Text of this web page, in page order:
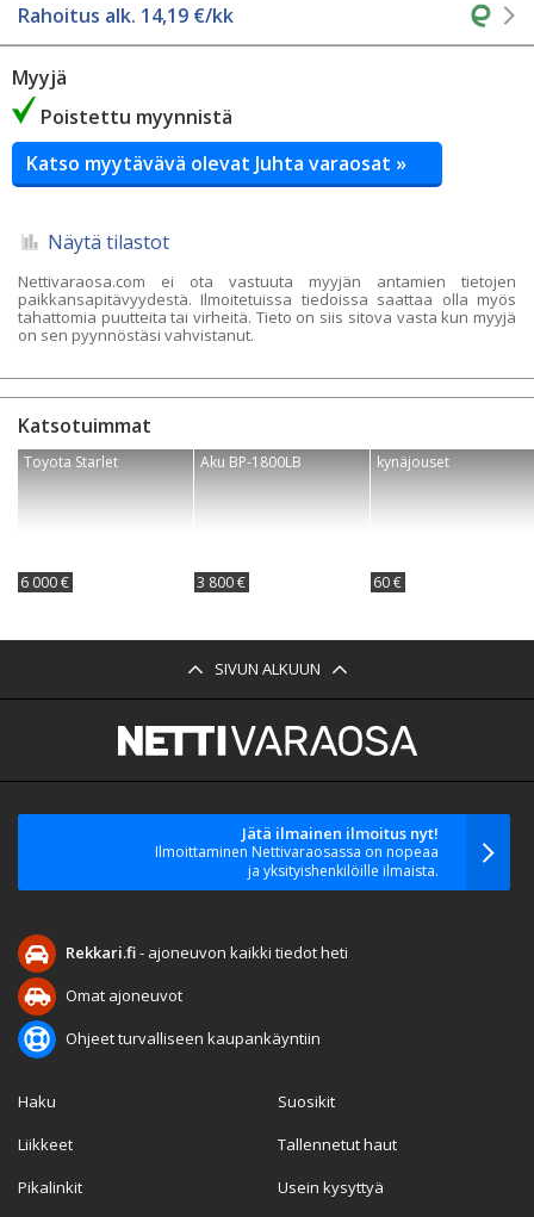
Rahoitus alk. 14,19 €/kk
Myyjä
Poistettu myynnistä
Katso myytävävä olevat Juhta varaosat »
Näytä tilastot
Nettivaraosa.com ei ota vastuuta myyjän antamien tietojen
paikkansapitävyydestä. Ilmoitetuissa tiedoissa saattaa olla myös
tahattomia puutteita tai virheitä. Tieto on siis sitova vasta kun myyjä
on sen pyynnöstäsi vahvistanut.
Katsotuimmat
Toyota Starlet
6 000 €
Aku BP-1800LB
3 800 €
kynäjouset
60 €
SIVUN ALKUUN
Jätä ilmainen ilmoitus nyt!
Ilmoittaminen Nettivaraosassa on nopeaa
ja yksityishenkilöille ilmaista.
Rekkari.fi- ajoneuvon kaikki tiedot heti
Omat ajoneuvot
Ohjeet turvalliseen kaupankäyntiin
Haku
Liikkeet
Pikalinkit
Suosikit
Tallennetut haut
Usein kysyttyä